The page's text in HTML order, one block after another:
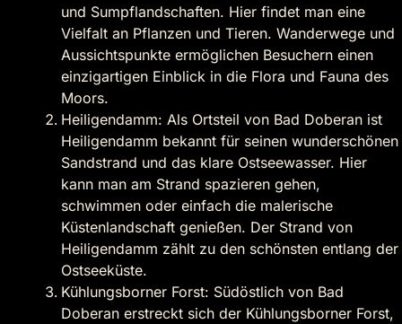
und Sumpflandschaften. Hier findet man eine
Vielfalt an Pflanzen und Tieren. Wanderwege und
Aussichtspunkte ermöglichen Besuchern einen
einzigartigen Einblick in die Flora und Fauna des
Moors.
Heiligendamm: Als Ortsteil von Bad Doberan ist
Heiligendamm bekannt für seinen wunderschönen
Sandstrand und das klare Ostseewasser. Hier
kann man am Strand spazieren gehen,
schwimmen oder einfach die malerische
Küstenlandschaft genießen. Der Strand von
Heiligendamm zählt zu den schönsten entlang der
Ostseeküste.
Kühlungsborner Forst: Südöstlich von Bad
Doberan erstreckt sich der Kühlungsborner Forst,